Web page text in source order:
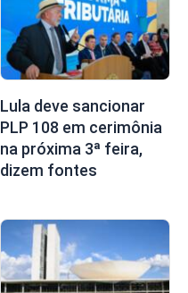
Lula deve sancionar
PLP 108 em cerimônia
na próxima 3ª feira,
dizem fontes